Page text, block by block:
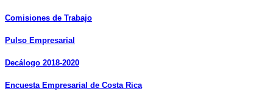
Comisiones de Trabajo
Pulso Empresarial
Decálogo 2018-2020
Encuesta Empresarial de Costa Rica